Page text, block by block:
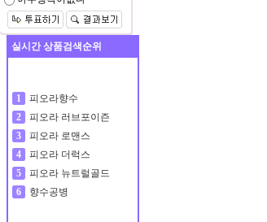
실시간 상품검색순위
1
피오라향수
2
피오라 러브포이즌
3
피오라 로맨스
4
피오라 더럭스
5
피오라 뉴트럴골드
6
향수공병